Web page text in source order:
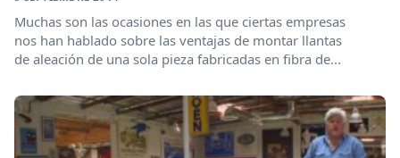
Muchas son las ocasiones en las que ciertas empresas
nos han hablado sobre las ventajas de montar llantas
de aleación de una sola pieza fabricadas en fibra de...